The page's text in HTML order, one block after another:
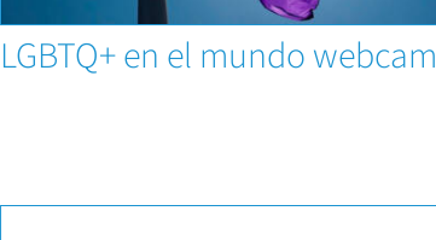
LGBTQ+ en el mundo webcam